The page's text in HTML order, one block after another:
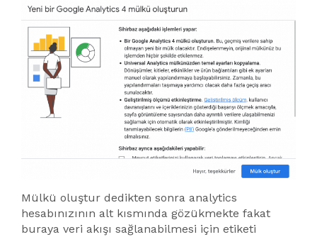
Mülkü oluştur dedikten sonra analytics
hesabınızının alt kısmında gözükmekte fakat
buraya veri akışı sağlanabilmesi için etiketi